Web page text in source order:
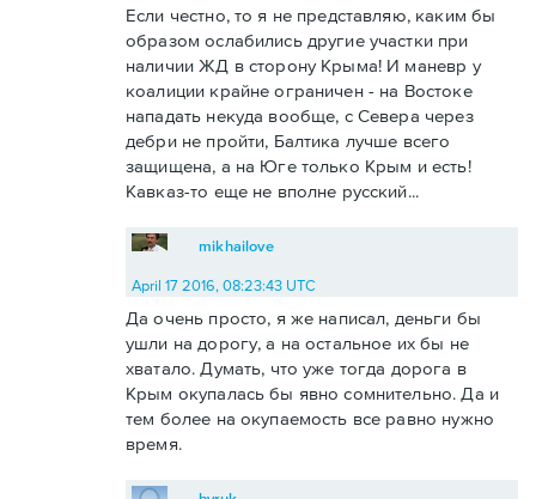
Если честно, то я не представляю, каким бы
образом ослабились другие участки при
наличии ЖД в сторону Крыма! И маневр у
коалиции крайне ограничен - на Востоке
нападать некуда вообще, с Севера через
дебри не пройти, Балтика лучше всего
защищена, а на Юге только Крым и есть!
Кавказ-то еще не вполне русский...
mikhailove
April 17 2016, 08:23:43 UTC
Да очень просто, я же написал, деньги бы
ушли на дорогу, а на остальное их бы не
хватало. Думать, что уже тогда дорога в
Крым окупалась бы явно сомнительно. Да и
тем более на окупаемость все равно нужно
время.